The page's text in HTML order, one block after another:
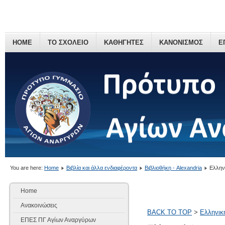
HOME ΤΟ ΣΧΟΛΕΙΟ ΚΑΘΗΓΗΤΕΣ ΚΑΝΟΝΙΣΜΟΣ
You are here: Home Βιβλία και άλλα ενδιαφέροντα Βιβλιοθήκη - Alexandria
Home
Ανακοινώσεις
ΕΠΕΣ ΠΓ Αγίων Αναργύρων
BACK TO TOP >